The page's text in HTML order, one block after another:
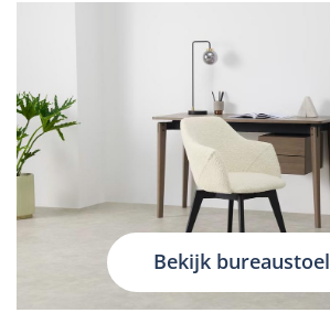
Bekijk bureaustoel